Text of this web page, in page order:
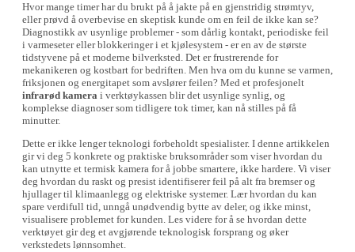
Hvor mange timer har du brukt på å jakte på en gjenstridig strømtyv,
eller prøvd å overbevise en skeptisk kunde om en feil de ikke kan se?
Diagnostikk av usynlige problemer - som dårlig kontakt, periodiske feil
i varmeseter eller blokkeringer i et kjølesystem - er en av de største
tidstyvene på et moderne bilverksted. Det er frustrerende for
mekanikeren og kostbart for bedriften. Men hva om du kunne se varmen,
friksjonen og energitapet som avslører feilen? Med et profesjonelt
infrarød kamerai verktøykassen blir det usynlige synlig, og
komplekse diagnoser som tidligere tok timer, kan nå stilles på få
minutter.
Dette er ikke lenger teknologi forbeholdt spesialister. I denne artikkelen
gir vi deg 5 konkrete og praktiske bruksområder som viser hvordan du
kan utnytte et termisk kamera for å jobbe smartere, ikke hardere. Vi viser
deg hvordan du raskt og presist identifiserer feil på alt fra bremser og
hjullager til klimaanlegg og elektriske systemer. Lær hvordan du kan
spare verdifull tid, unngå unødvendig bytte av deler, og ikke minst,
visualisere problemet for kunden. Les videre for å se hvordan dette
verktøyet gir deg et avgjørende teknologisk forsprang og øker
verkstedets lønnsomhet.